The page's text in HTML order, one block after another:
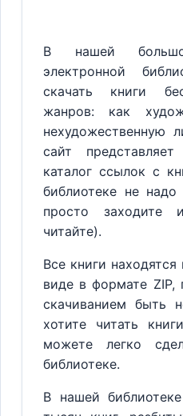
В нашей
электронной
скачать книги
жанров: как
нехудожественную
сайт
каталог ссылок с
библиотеке не надо
просто заходите
читайте).
Все книги
виде в формате ZIP,
скачиванием быть
хотите читать
можете легко
библиотеке.
В нашей